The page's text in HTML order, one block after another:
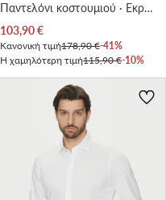
Παντελόνι κοστουμιού · Εκρού · Regular Fit
Τρέχουσα τιμή
103,90€
Κανονική τιμή178,90 €-41%
Η χαμηλότερη τιμή115,90 €-10%